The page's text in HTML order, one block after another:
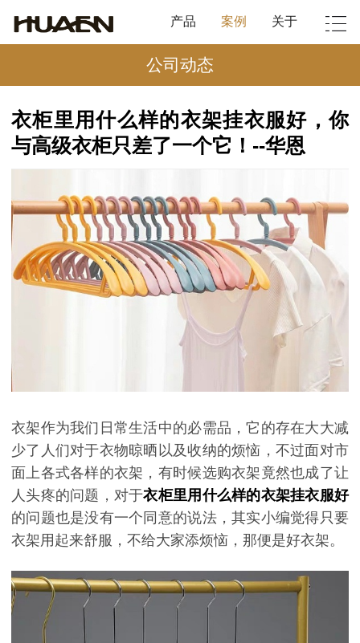
产品 案例 关于
公司动态
衣柜里用什么样的衣架挂衣服好，你
与高级衣柜只差了一个它！--华恩
衣架作为我们日常生活中的必需品，它的存在大大减
少了人们对于衣物晾晒以及收纳的烦恼，不过面对市
面上各式各样的衣架，有时候选购衣架竟然也成了让
人头疼的问题，对于衣柜里用什么样的衣架挂衣服好
的问题也是没有一个同意的说法，其实小编觉得只要
衣架用起来舒服，不给大家添烦恼，那便是好衣架。